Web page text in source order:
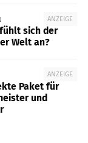
ANZEIGE
sich der
Welt an?
ANZEIGE
Paket für
und